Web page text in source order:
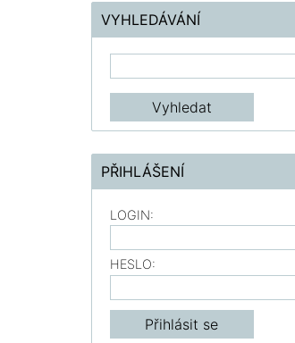
VYHLEDÁVÁNÍ
PŘIHLÁŠENÍ
LOGIN:
HESLO: